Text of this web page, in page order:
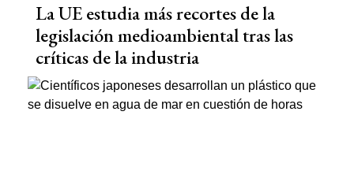
La UE estudia más recortes de la
legislación medioambiental tras las
críticas de la industria